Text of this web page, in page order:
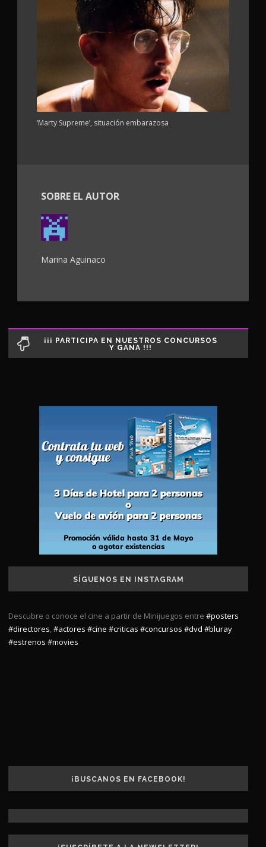
‘Marty Supreme’, situación embarazosa
SOBRE EL AUTOR
Marina Aguinaco
¡¡¡ PARTICIPA EN NUESTROS CONCURSOS
Y GANA !!!
SÍGUENOS EN INSTAGRAM
Descubre o conoce el cine a partir de Minijuegos entre #posters
#directores,#actores #cine #criticas #concursos #dvd #bluray
#estrenos #movies
¡BUSCANOS EN FACEBOOK!